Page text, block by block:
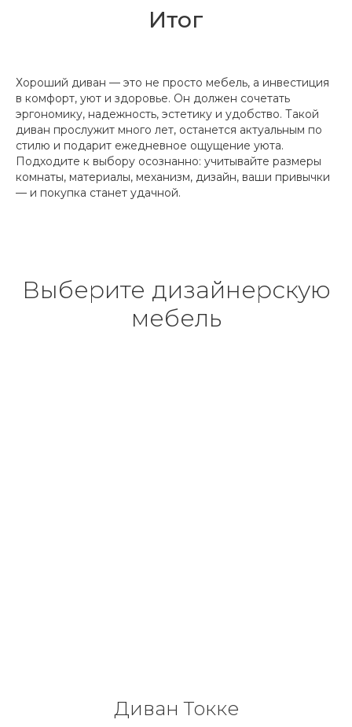
Итог
Хороший диван — это не просто мебель, а инвестиция
в комфорт, уют и здоровье. Он должен сочетать
эргономику, надежность, эстетику и удобство. Такой
диван прослужит много лет, останется актуальным по
стилю и подарит ежедневное ощущение уюта.
Подходите к выбору осознанно: учитывайте размеры
комнаты, материалы, механизм, дизайн, ваши привычки
— и покупка станет удачной.
Выберите дизайнерскую
мебель
Диван Токке